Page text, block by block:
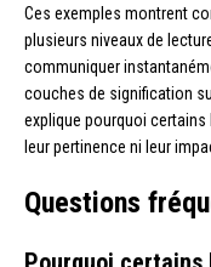
Ces exemples montrent
plusieurs niveaux de
communiquer
couches de signification
explique pourquoi
leur pertinence ni leur
Questions